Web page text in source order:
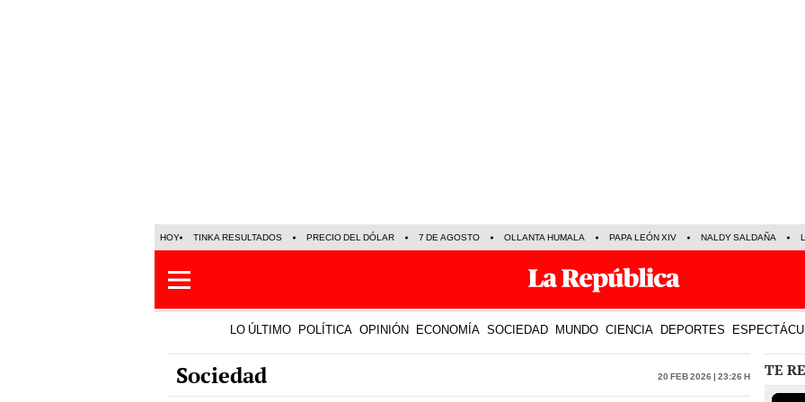
HOY TINKA RESULTADOS PRECIO DEL DÓLAR 7 DE AGOSTO OLLANTA HUMALA PAPA LEÓN XIV NALDY SALDAÑA
LO ÚLTIMO POLÍTICA OPINIÓN ECONOMÍA SOCIEDAD MUNDO CIENCIA DEPORTES
Sociedad 20 Feb 2026 | 23:26 h TE